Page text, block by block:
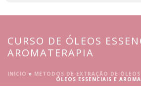
CURSO DE ÓLEOS
AROMATERAPIA
INÍCIO » MÉTODOS DE EXTRAÇÃO DE ÓLEOS
ÓLEOS ESSENCIAIS E